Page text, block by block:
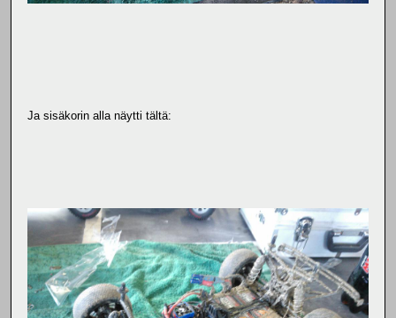
Ja sisäkorin alla näytti tältä: